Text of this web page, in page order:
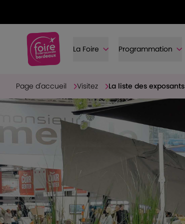
La Foire Programmation
Page d'accueil Visitez La liste des exposants